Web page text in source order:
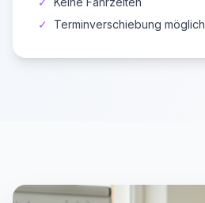
✓
Terminverschiebung möglich